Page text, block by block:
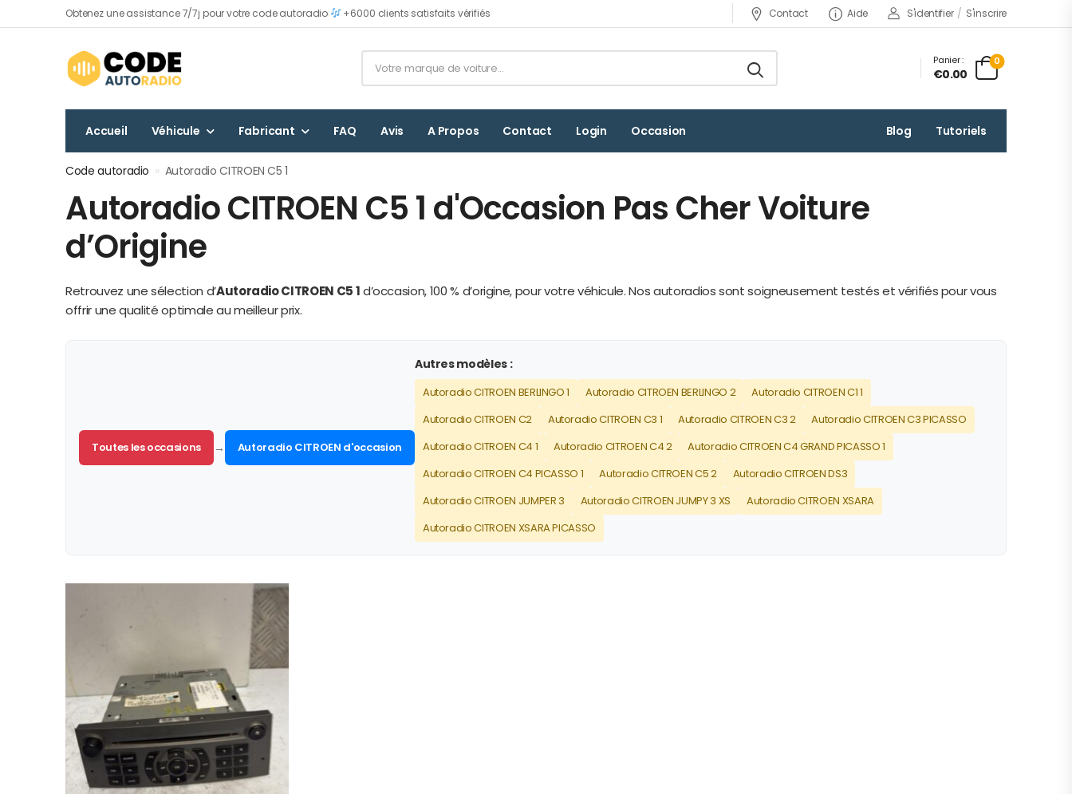
Obtenez une assistance 7/7j pour votre code autoradio +6000 clients satisfaits vérifiés Contact Aide S'identifier / S'inscrire
Panier :
€0.00
0
Accueil Véhicule Fabricant FAQ Avis A Propos Contact Login Occasion Blog Tutoriels
Code autoradio » Autoradio CITROEN C5 1
Autoradio CITROEN C5 1 d'Occasion Pas Cher Voiture
d’Origine
Retrouvez une sélection d’Autoradio CITROEN C5 1d’occasion, 100 % d’origine, pour votre véhicule. Nos autoradios sont soigneusement testés et vérifiés pour vous
offrir une qualité optimale au meilleur prix.
Toutes les occasions → Autoradio CITROEN d'occasion
Autres modèles :
Autoradio CITROEN BERLINGO 1 Autoradio CITROEN BERLINGO 2
Autoradio CITROEN C1 1
Autoradio CITROEN C2
Autoradio CITROEN C3 1 Autoradio CITROEN C3 2
Autoradio CITROEN C3 PICASSO
Autoradio CITROEN C4 1
Autoradio CITROEN C4 2
Autoradio CITROEN C4 GRAND PICASSO 1
Autoradio CITROEN C4 PICASSO 1
Autoradio CITROEN C5 2
Autoradio CITROEN DS3
Autoradio CITROEN JUMPER 3
Autoradio CITROEN JUMPY 3 XS
Autoradio CITROEN XSARA
Autoradio CITROEN XSARA PICASSO